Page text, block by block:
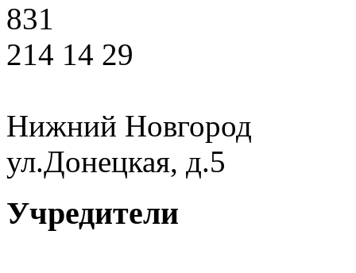
831
214 14 29
Нижний Новгород
ул.Донецкая, д.5
Учредители